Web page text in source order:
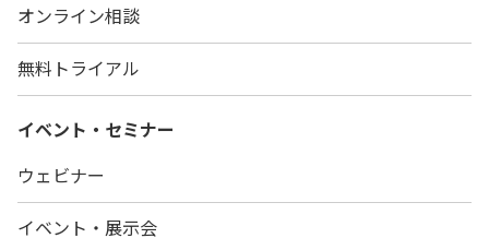
オンライン相談
無料トライアル
イベント・セミナー
ウェビナー
イベント・展示会